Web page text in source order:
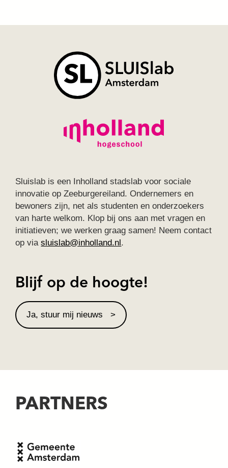
Sluislab is een Inholland stadslab voor sociale
innovatie op Zeeburgereiland. Ondernemers en
bewoners zijn, net als studenten en onderzoekers
van harte welkom. Klop bij ons aan met vragen en
initiatieven; we werken graag samen! Neem contact
op viasluislab@inholland.nl .
Blijf op de hoogte!
Ja, stuur mij nieuws
PARTNERS